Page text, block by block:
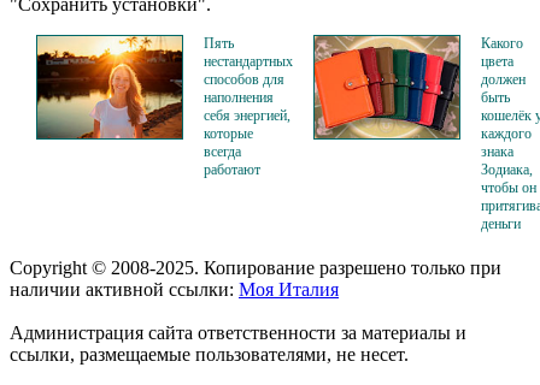
Пять
нестандартных
способов для
наполнения
себя энергией,
которые
всегда
работают
Какого
цвета
должен
быть
кошелёк
каждого
знака
Зодиака,
чтобы он
деньги
Copyright © 2008-2025. Копирование разрешено только при
наличии активной ссылки: Моя Италия
Администрация сайта ответственности за материалы и
ссылки, размещаемые пользователями, не несет.